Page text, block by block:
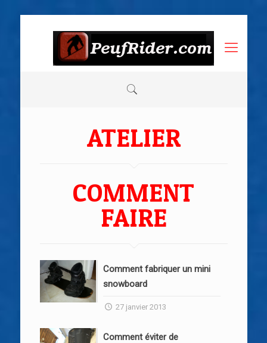
ATELIER
COMMENT
FAIRE
Comment fabriquer un mini
snowboard
27 janvier 2013
Comment éviter de